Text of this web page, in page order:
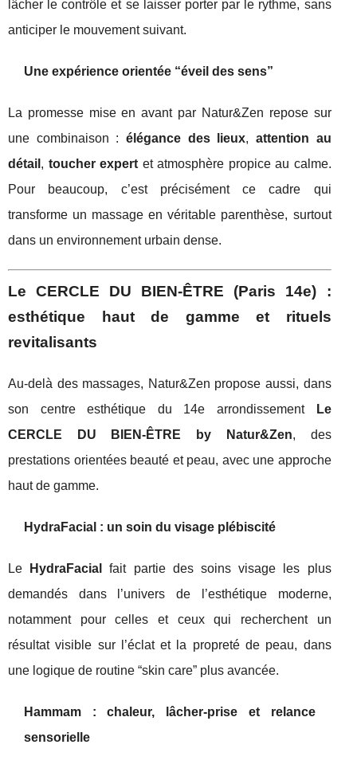
lâcher le contrôle et se laisser porter par le rythme, sans
anticiper le mouvement suivant.
Une expérience orientée “éveil des sens”
La promesse mise en avant par Natur&Zen repose sur
une combinaison : élégance des lieux, attention au
détail , toucher expertet atmosphère propice au calme.
Pour beaucoup, c’est précisément ce cadre qui
transforme un massage en véritable parenthèse, surtout
dans un environnement urbain dense.
Le CERCLE DU BIEN‑ÊTRE (Paris 14e) :
esthétique haut de gamme et rituels
revitalisants
Au-delà des massages, Natur&Zen propose aussi, dans
son centre esthétique du 14e arrondissement
Le
CERCLE DU BIEN‑ÊTRE by Natur&Zen, des
prestations orientées beauté et peau, avec une approche
haut de gamme.
HydraFacial : un soin du visage plébiscité
Le HydraFacial
fait partie des soins visage les plus
demandés dans l’univers de l’esthétique moderne,
notamment pour celles et ceux qui recherchent un
résultat visible sur l’éclat et la propreté de peau, dans
une logique de routine “skin care” plus avancée.
Hammam : chaleur, lâcher-prise et relance
sensorielle